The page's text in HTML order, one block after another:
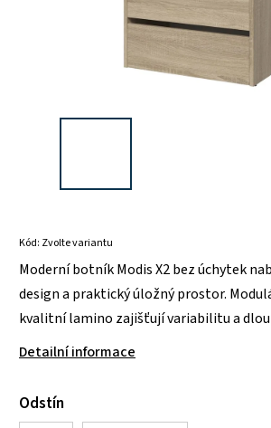
Kód: Zvolte variantu
Moderní botník Modis X2 bez úchytek
design a praktický úložný prostor.
kvalitní lamino zajišťují variabilitu a
Detailní informace
Odstín